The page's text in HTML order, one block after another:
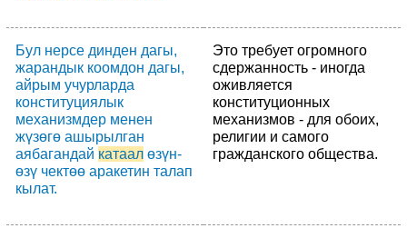
Бул нерсе динден дагы,
жарандык коомдон дагы,
айрым учурларда
конституциялык
механизмдер менен
жүзөгө ашырылган
аябагандай катаал өзүн-
өзү чектөө аракетин талап
кылат.
Это требует огромного
сдержанность - иногда
оживляется
конституционных
механизмов - для обоих,
религии и самого
гражданского общества.